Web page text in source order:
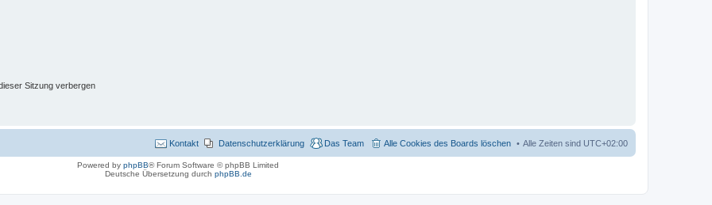
Sitzung verbergen
Alle Zeiten sind UTC+02:00
Alle Cookies des Boards löschen
Das Team
Datenschutzerklärung
Kontakt
Powered by phpBB® Forum Software © phpBB Limited
Deutsche Übersetzung durch phpBB.de